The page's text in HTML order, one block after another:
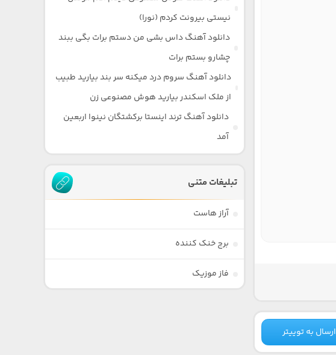
ارسال به توییتر
نیستی بیرونت کردم (نورا)
دانلود آهنگ داس بشی من دستم برات بگی ببند
چشارو بستم برات
دانلود آهنگ سروم درد میکنه سر بند بیارید طبیب
از ملک اسکندر بیارید هوش مصنوعی زن
دانلود آهنگ ترند اینستا برکشتگان نینوا اربعین
آمد
تبلیغات متنی
آراز هاست
برج خنک کننده
فاز موزیک